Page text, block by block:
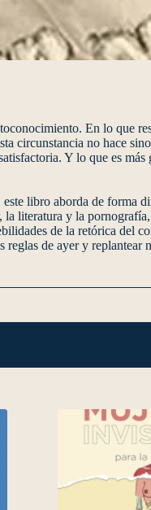
En lo que
circunstancia no hace
Y lo que es más
libro aborda de forma
literatura y la
de la retórica del
de ayer y replantear